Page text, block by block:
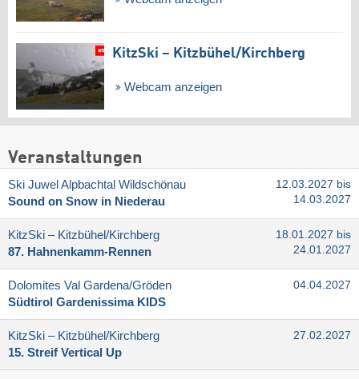
KitzSki – Kitzbühel/​Kirchberg
Webcam anzeigen
Veranstaltungen
Ski Juwel Alpbachtal Wildschönau
Sound on Snow in Niederau
12.03.2027 bis
14.03.2027
KitzSki – Kitzbühel/​Kirchberg
87. Hahnenkamm-Rennen
18.01.2027 bis
24.01.2027
Dolomites Val Gardena/​Gröden
Südtirol Gardenissima KIDS
04.04.2027
KitzSki – Kitzbühel/​Kirchberg
15. Streif Vertical Up
27.02.2027